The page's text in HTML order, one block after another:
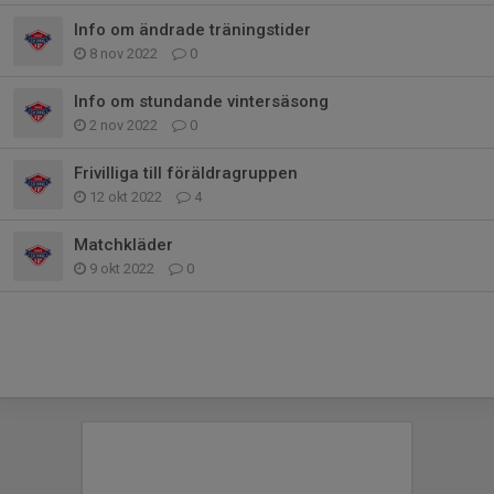
Info om ändrade träningstider
8 nov 2022 0
Info om stundande vintersäsong
2 nov 2022 0
Frivilliga till föräldragruppen
12 okt 2022 4
Matchkläder
9 okt 2022 0